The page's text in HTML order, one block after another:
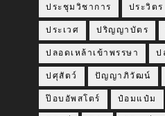
ประชุมวิชาการ ประวิตร
ประเวศ ปริญญาบัตร
ปลอดเหล้าเข้าพรรษา ป
ปศุสัตว์ ปัญญาภิวัฒน์
ป๊อบอัพสโตร์ ป๋อมแป๋ม